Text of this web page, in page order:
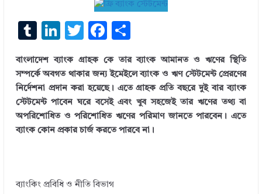
T
m
bl
r
Li
k
e
dI
n
T
it
te
r
F
e
b
o
o
ar
e
বাংলাদেশ ব্যাংক গ্রাহক কে তার ব্যাংক আমানত ও ঋণের স্থিতি
সম্পর্কে অবগত থাকার জন্য ইমেইলে ব্যাংক ও ঋণ স্টেটমেন্ট প্রেরণের
নির্দেশনা প্রদান করা হয়েছে। এতে গ্রাহক প্রতি বছরে দুই বার ব্যাংক
স্টেটমেন্ট পাবেন ঘরে বসেই এবং খুব সহজেই তার ঋণের তথ্য বা
অপরিশোধিত ও পরিশোধিত ঋণের পরিমাণ জানতে পারবেন। এতে
ব্যাংক কোন প্রকার চার্জ করতে পারবে না।
ব্যাংকিং প্রবিধি ও নীতি বিভাগ